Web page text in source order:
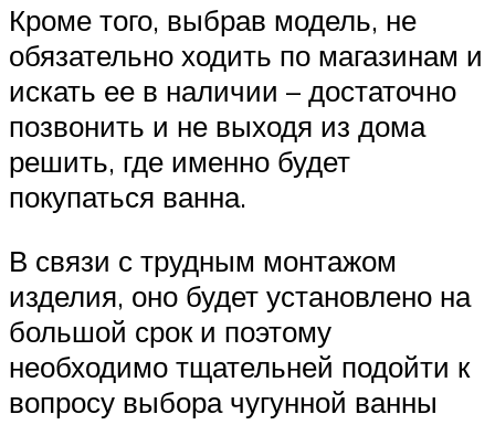
Кроме того, выбрав модель, не
обязательно ходить по магазинам и
искать ее в наличии – достаточно
позвонить и не выходя из дома
решить, где именно будет
покупаться ванна.
В связи с трудным монтажом
изделия, оно будет установлено на
большой срок и поэтому
необходимо тщательней подойти к
вопросу выбора чугунной ванны